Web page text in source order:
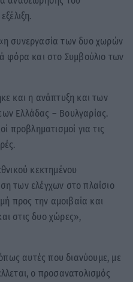
συνεργασία των δυο χωρών
φόρα και στο Συμβούλιο των
και η ανάπτυξη και των
Ελλάδας – Βουλγαρίας.
προβληματισμοί για τις
κεκτημένου
των ελέγχων στο πλαίσιο
προς την αμοιβαία και
στις δυο χώρες»,
αυτές που διανύουμε, με
ο προσανατολισμός